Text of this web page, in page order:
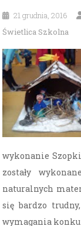
21 grudnia, 2016
Świetlica Szkolna
wykonanie
zostały
naturalnych
się bardzo
wymagania